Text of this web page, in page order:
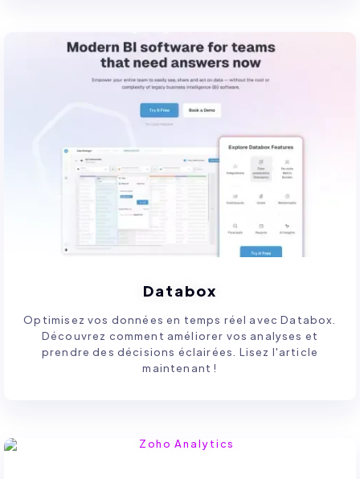
Databox
Optimisez vos données en temps réel avec Databox.
Découvrez comment améliorer vos analyses et
prendre des décisions éclairées. Lisez l'article
maintenant !